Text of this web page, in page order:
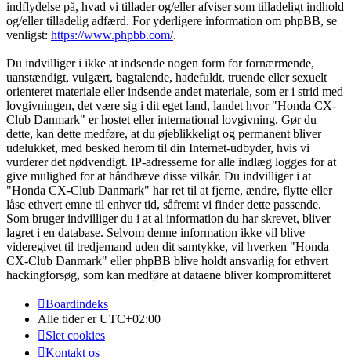
indflydelse på, hvad vi tillader og/eller afviser som tilladeligt indhold
og/eller tilladelig adfærd. For yderligere information om phpBB, se
venligst: https://www.phpbb.com/.
Du indvilliger i ikke at indsende nogen form for fornærmende,
uanstændigt, vulgært, bagtalende, hadefuldt, truende eller sexuelt
orienteret materiale eller indsende andet materiale, som er i strid med
lovgivningen, det være sig i dit eget land, landet hvor "Honda CX-
Club Danmark" er hostet eller international lovgivning. Gør du
dette, kan dette medføre, at du øjeblikkeligt og permanent bliver
udelukket, med besked herom til din Internet-udbyder, hvis vi
vurderer det nødvendigt. IP-adresserne for alle indlæg logges for at
give mulighed for at håndhæve disse vilkår. Du indvilliger i at
"Honda CX-Club Danmark" har ret til at fjerne, ændre, flytte eller
låse ethvert emne til enhver tid, såfremt vi finder dette passende.
Som bruger indvilliger du i at al information du har skrevet, bliver
lagret i en database. Selvom denne information ikke vil blive
videregivet til tredjemand uden dit samtykke, vil hverken "Honda
CX-Club Danmark" eller phpBB blive holdt ansvarlig for ethvert
hackingforsøg, som kan medføre at dataene bliver kompromitteret
Boardindeks
Alle tider erUTC+02:00
Slet cookies
Kontakt os